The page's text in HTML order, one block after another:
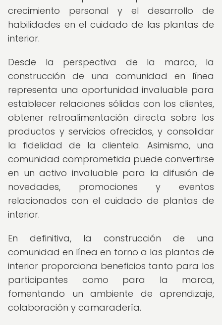
crecimiento personal y el desarrollo de
habilidades en el cuidado de las plantas de
interior.
Desde la perspectiva de la marca, la
construcción de una comunidad en línea
representa una oportunidad invaluable para
establecer relaciones sólidas con los clientes,
obtener retroalimentación directa sobre los
productos y servicios ofrecidos, y consolidar
la fidelidad de la clientela. Asimismo, una
comunidad comprometida puede convertirse
en un activo invaluable para la difusión de
novedades, promociones y eventos
relacionados con el cuidado de plantas de
interior.
En definitiva, la construcción de una
comunidad en línea en torno a las plantas de
interior proporciona beneficios tanto para los
participantes como para la marca,
fomentando un ambiente de aprendizaje,
colaboración y camaradería.